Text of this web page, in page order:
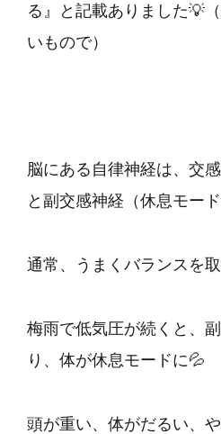
る』と記載ありました💡
いもので）
脳にある自律神経は、交
と副交感神経（休息モー
通常、うまくバランスを
梅雨で低気圧が続くと、
り、体が休息モードに💦
頭が重い、体がだるい、